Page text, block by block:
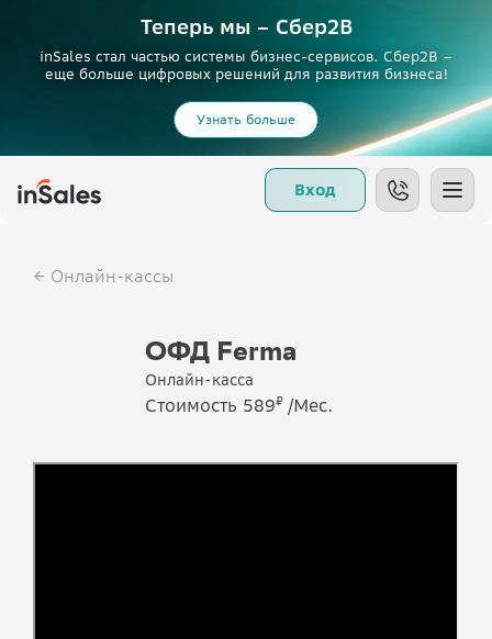
Теперь мы – Сбер2B
inSales стал частью системы бизнес-сервисов. Сбер2В –
еще больше цифровых решений для развития бизнеса!
Узнать больше
Вход
Онлайн-кассы
ОФД Ferma
Онлайн-касса
Стоимость 589₽ /Мес.